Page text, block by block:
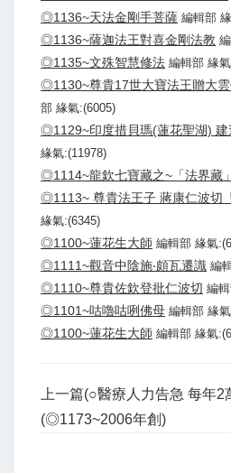
◎1136~天法金剛手菩薩 編輯部
◎1136~薩迦法王對喜金剛法教
◎1135~文殊智慧修法 編輯部 緣
◎1130~尊貴17世大寶法王贈大
部 緣氣:(6005)
◎1129~印度措貝瑪(蓮花聖湖) 建
緣氣:(11978)
◎1114~龍欽七寶藏之~「法界藏」
◎1113~ 尊貴法王子 蔣康仁波切
緣氣:(6345)
◎1100~蓮花生大師 編輯部 緣氣
◎1111~觀音中陰施‧頗瓦遷識 編
◎1110~尊貴佐欽登批仁波切 編
◎1101~咕嚕咕咧佛母 編輯部 緣
◎1100~蓮花生大師 編輯部 緣氣
上一篇(○醫療人力告急 每年2
(◎1173~2006年創)